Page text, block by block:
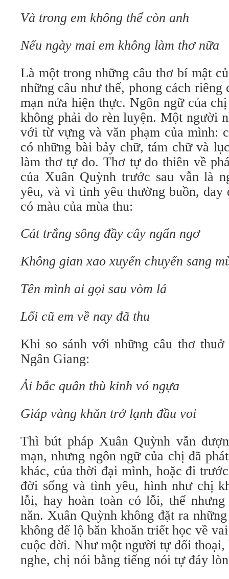
Và trong em không thể còn anh
Nếu ngày mai em không làm thơ nữa
Là một trong những câu thơ bí mật
những câu như thế, phong cách
mạn nửa hiện thực. Ngôn ngữ của
không phải do rèn luyện. Một người
với từ vựng và văn phạm của mình:
có những bài bảy chữ, tám chữ và
làm thơ tự do. Thơ tự do thiên về
của Xuân Quỳnh trước sau vẫn là
yêu, và vì tình yêu thường buồn, day
có màu của mùa thu:
Cát trắng sông đầy cây ngẩn ngơ
Không gian xao xuyến chuyển sang
Tên mình ai gọi sau vòm lá
Lối cũ em về nay đã thu
Khi so sánh với những câu thơ thuở
Ngân Giang:
Ải bắc quân thù kinh vó ngựa
Giáp vàng khăn trở lạnh đầu voi
Thì bút pháp Xuân Quỳnh vẫn
mạn, nhưng ngôn ngữ của chị đã
khác, của thời đại mình, hoặc đi
đời sống và tình yêu, hình như chị
lỗi, hay hoàn toàn có lỗi, thế
năn. Xuân Quỳnh không đặt ra
không để lộ băn khoăn triết học về
cuộc đời. Như một người tự đối thoại,
nghe, chị nói bằng tiếng nói tự đáy